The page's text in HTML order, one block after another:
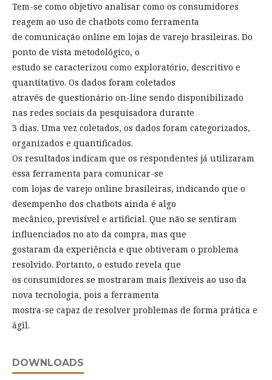
Tem-se como objetivo analisar como os consumidores
reagem ao uso de chatbots como ferramenta
de comunicação online em lojas de varejo brasileiras. Do
ponto de vista metodológico, o
estudo se caracterizou como exploratório, descritivo e
quantitativo. Os dados foram coletados
através de questionário on-line sendo disponibilizado
nas redes sociais da pesquisadora durante
3 dias. Uma vez coletados, os dados foram categorizados,
organizados e quantificados.
Os resultados indicam que os respondentes já utilizaram
essa ferramenta para comunicar-se
com lojas de varejo online brasileiras, indicando que o
desempenho dos chatbots ainda é algo
mecânico, previsível e artificial. Que não se sentiram
influenciados no ato da compra, mas que
gostaram da experiência e que obtiveram o problema
resolvido. Portanto, o estudo revela que
os consumidores se mostraram mais flexíveis ao uso da
nova tecnologia, pois a ferramenta
mostra-se capaz de resolver problemas de forma prática e
ágil.
DOWNLOADS